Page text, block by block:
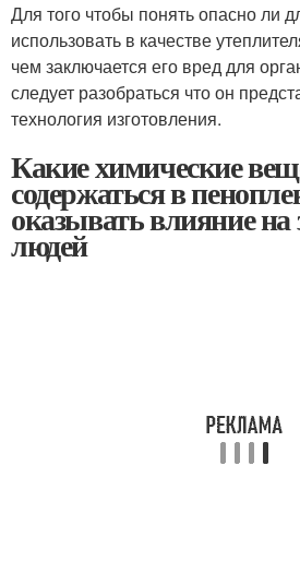
Для того чтобы понять опасно ли
использовать в качестве
чем заключается его вред для
следует разобраться что он
технология изготовления.
Какие химические
содержаться в
оказывать влияние на
людей